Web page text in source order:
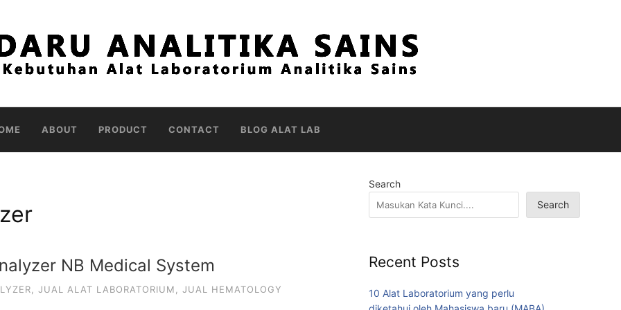
ABOUT PRODUCT CONTACT BLOG ALAT LAB
NB Medical System
JUAL ALAT LABORATORIUM
JUAL HEMATOLOGY
Search
Search
Recent Posts
10 Alat Laboratorium yang perlu